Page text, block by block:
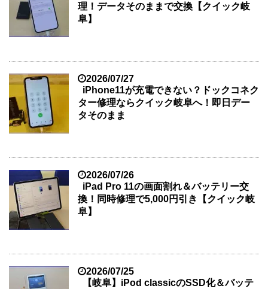
理！データそのままで交換【クイック岐
阜】
2026/07/27
iPhone11が充電できない？ドックコネク
ター修理ならクイック岐阜へ！即日デー
タそのまま
2026/07/26
iPad Pro 11の画面割れ＆バッテリー交
換！同時修理で5,000円引き【クイック岐
阜】
2026/07/25
【岐阜】iPod classicのSSD化＆バッテ